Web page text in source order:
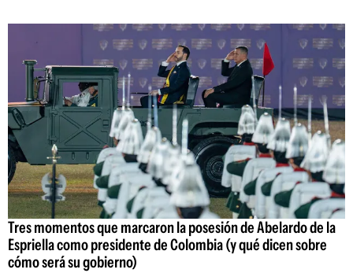
Tres momentos que marcaron la posesión de Abelardo de la
Espriella como presidente de Colombia (y qué dicen sobre
cómo será su gobierno)